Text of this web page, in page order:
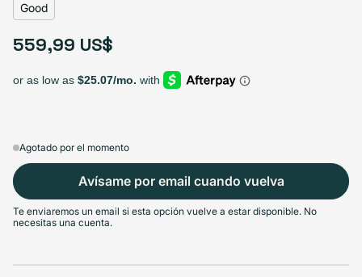
Good
Precio habitual
559,99 US$
Agotado por el momento
Avísame por email cuando vuelva
Te enviaremos un email si esta opción vuelve a estar disponible. No
necesitas una cuenta.